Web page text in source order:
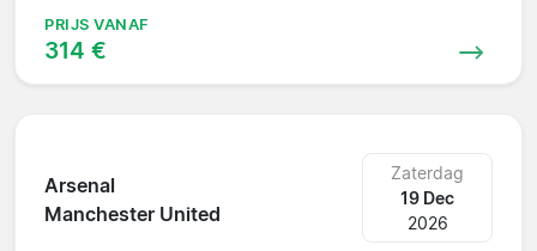
PRIJS VANAF
314 €
Arsenal
Manchester United
Zaterdag
19 Dec
2026